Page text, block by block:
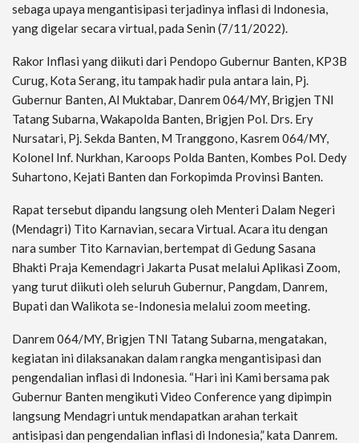
sebaga upaya mengantisipasi terjadinya inflasi di Indonesia,
yang digelar secara virtual, pada Senin (7/11/2022).
Rakor Inflasi yang diikuti dari Pendopo Gubernur Banten, KP3B
Curug, Kota Serang, itu tampak hadir pula antara lain, Pj.
Gubernur Banten, Al Muktabar, Danrem 064/MY, Brigjen TNI
Tatang Subarna, Wakapolda Banten, Brigjen Pol. Drs. Ery
Nursatari, Pj. Sekda Banten, M Tranggono, Kasrem 064/MY,
Kolonel Inf. Nurkhan, Karoops Polda Banten, Kombes Pol. Dedy
Suhartono, Kejati Banten dan Forkopimda Provinsi Banten.
Rapat tersebut dipandu langsung oleh Menteri Dalam Negeri
(Mendagri) Tito Karnavian, secara Virtual. Acara itu dengan
nara sumber Tito Karnavian, bertempat di Gedung Sasana
Bhakti Praja Kemendagri Jakarta Pusat melalui Aplikasi Zoom,
yang turut diikuti oleh seluruh Gubernur, Pangdam, Danrem,
Bupati dan Walikota se-Indonesia melalui zoom meeting.
Danrem 064/MY, Brigjen TNI Tatang Subarna, mengatakan,
kegiatan ini dilaksanakan dalam rangka mengantisipasi dan
pengendalian inflasi di Indonesia. “Hari ini Kami bersama pak
Gubernur Banten mengikuti Video Conference yang dipimpin
langsung Mendagri untuk mendapatkan arahan terkait
antisipasi dan pengendalian inflasi di Indonesia,” kata Danrem.